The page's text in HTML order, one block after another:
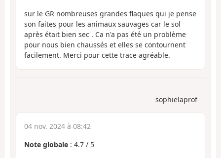
sur le GR nombreuses grandes flaques qui je pense
son faites pour les animaux sauvages car le sol
après était bien sec . Ca n'a pas été un problème
pour nous bien chaussés et elles se contournent
facilement. Merci pour cette trace agréable.
sophielaprof
04 nov. 2024 à 08:42
Note globale : 4.7 / 5